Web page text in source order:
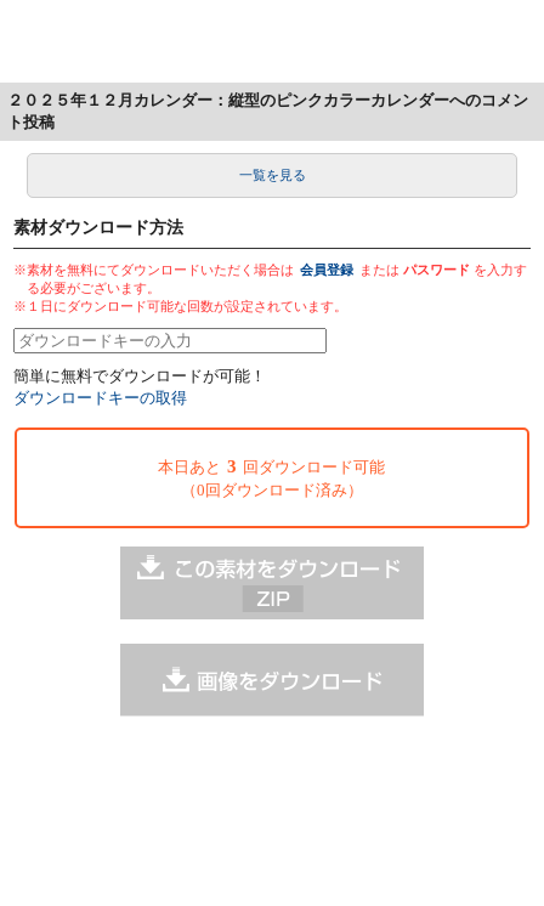
２０２５年１２月カレンダー：縦型のピンクカラーカレンダーへのコメン
ト投稿
一覧を見る
素材ダウンロード方法
※素材を無料にてダウンロードいただく場合は 会員登録 またはパスワード を入力す
る必要がございます。
※１日にダウンロード可能な回数が設定されています。
簡単に無料でダウンロードが可能！
ダウンロードキーの取得
本日あと 3 回ダウンロード可能
（0回ダウンロード済み）